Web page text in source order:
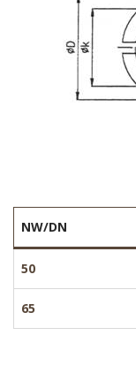
NW/DN
50
65